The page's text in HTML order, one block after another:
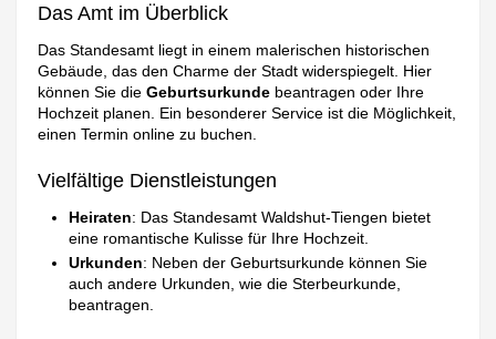
Das Amt im Überblick
Das Standesamt liegt in einem malerischen historischen
Gebäude, das den Charme der Stadt widerspiegelt. Hier
können Sie dieGeburtsurkunde beantragen oder Ihre
Hochzeit planen. Ein besonderer Service ist die Möglichkeit,
einen Termin online zu buchen.
Vielfältige Dienstleistungen
Heiraten: Das Standesamt Waldshut-Tiengen bietet
eine romantische Kulisse für Ihre Hochzeit.
Urkunden: Neben der Geburtsurkunde können Sie
auch andere Urkunden, wie die Sterbeurkunde,
beantragen.